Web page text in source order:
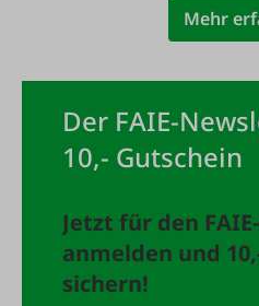
Mehr
Der FAIE-
10,- Gutschein
Jetzt für den
anmelden und
sichern!